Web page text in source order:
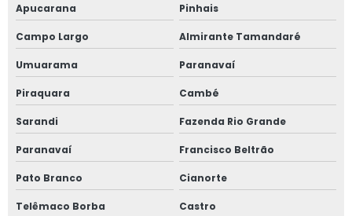
Apucarana Pinhais
Campo Largo Almirante Tamandaré
Umuarama Paranavaí
Piraquara Cambé
Sarandi Fazenda Rio Grande
Paranavaí Francisco Beltrão
Pato Branco Cianorte
Telêmaco Borba Castro